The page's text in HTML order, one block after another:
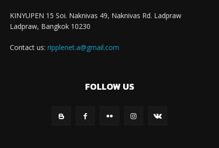
KINYUPEN 15 Soi. Naknivas 49, Naknivas Rd. Ladpraw
Ladpraw, Bangkok 10230
Contact us: ripplenet.a@gmail.com
FOLLOW US